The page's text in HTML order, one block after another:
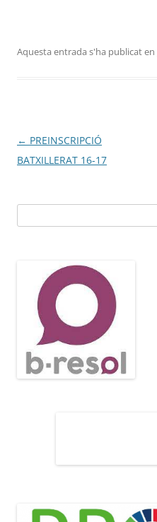
Aquesta entrada s'ha publicat en
Navegació
per
← PREINSCRIPCIÓ
BATXILLERAT 16-17